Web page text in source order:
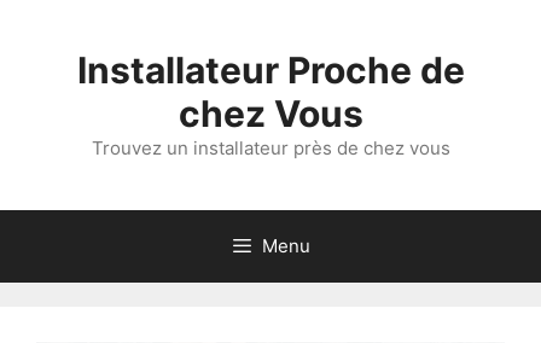
Installateur Proche de
chez Vous
Trouvez un installateur près de chez vous
Menu